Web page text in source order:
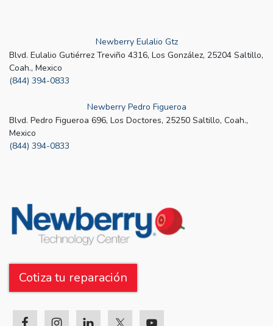
Newberry Eulalio Gtz
Blvd. Eulalio Gutiérrez Treviño 4316, Los González, 25204 Saltillo,
Coah., Mexico
(844) 394-0833
Newberry Pedro Figueroa
Blvd. Pedro Figueroa 696, Los Doctores, 25250 Saltillo, Coah.,
Mexico
(844) 394-0833
Cotiza tu reparación